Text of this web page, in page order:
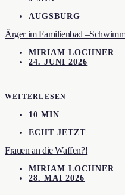
AUGSBURG
Ärger im Familienbad
MIRIAM LOCHNER
24. JUNI 2026
WEITERLESEN
10 MIN
ECHT JETZT
Frauen an die Waffen?!
MIRIAM LOCHNER
28. MAI 2026